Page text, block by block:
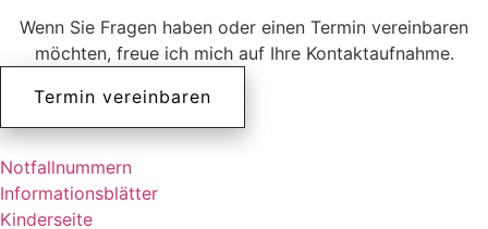
Wenn Sie Fragen haben oder einen Termin vereinbaren
möchten, freue ich mich auf Ihre Kontaktaufnahme.
Termin vereinbaren
Notfallnummern
Informationsblätter
Kinderseite